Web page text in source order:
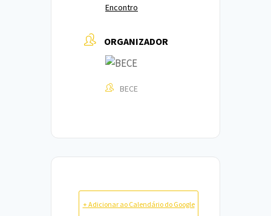
Encontro
ORGANIZADOR
BECE
+ Adicionar ao Calendário do Google